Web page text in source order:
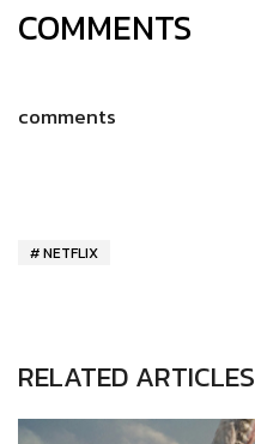
COMMENTS
comments
NETFLIX
RELATED ARTICLES